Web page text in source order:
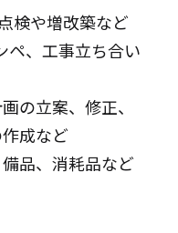
検や増改築など
ペ、工事立ち合い
の立案、修正、
成など
品、消耗品など